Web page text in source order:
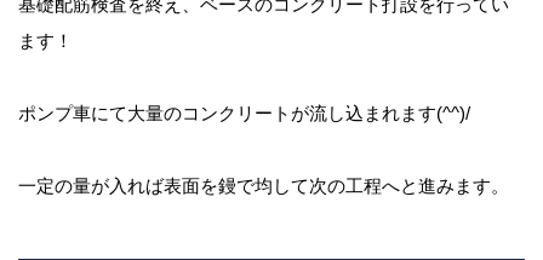
ます！
ポンプ車にて大量のコンクリートが流し込まれます(^^)/
一定の量が入れば表面を鏝で均して次の工程へと進みます。